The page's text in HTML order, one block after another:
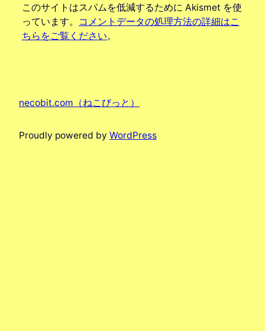
このサイトはスパムを低減するために Akismet を使
っています。
コメントデータの処理方法の詳細はこ
ちらをご覧ください。
necobit.com（ねこびっと）
Proudly powered by WordPress